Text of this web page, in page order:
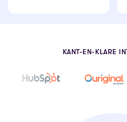
KANT-EN-KLARE